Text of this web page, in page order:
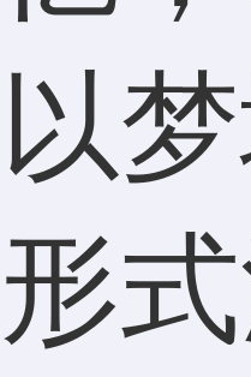
以
形